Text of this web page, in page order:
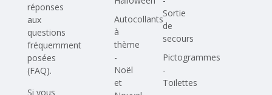
réponses
aux
questions
fréquemment
posées
(FAQ).
Si vous
Autocollants
à
thème
-
Noël
et
Sortie
de
secours
Pictogrammes
-
Toilettes